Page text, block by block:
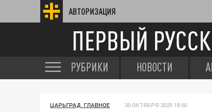
АВТОРИЗАЦИЯ
ПЕРВЫЙ
РУБРИКИ НОВОСТИ
ЦАРЬГРАД. ГЛАВНОЕ 30 ОКТЯБРЯ 2025 18:00